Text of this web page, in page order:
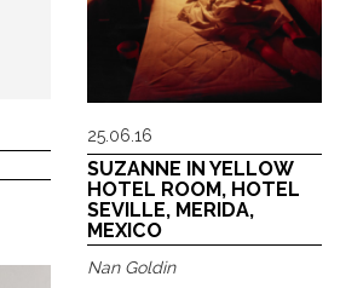
25.06.16
SUZANNE IN YELLOW
HOTEL ROOM, HOTEL
SEVILLE, MERIDA,
MEXICO
Nan Goldin